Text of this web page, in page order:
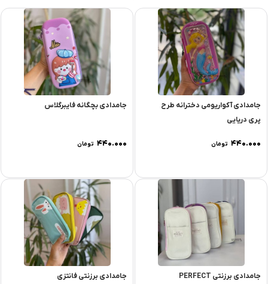
جامدادی آکواریومی دخترانه طرح
پری دریایی
۴۴۰.۰۰۰ تومان
جامدادی بچگانه فایبرگلاس
۴۴۰.۰۰۰ تومان
جامدادی برزنتی PERFECT جامدادی برزنتی فانتزی